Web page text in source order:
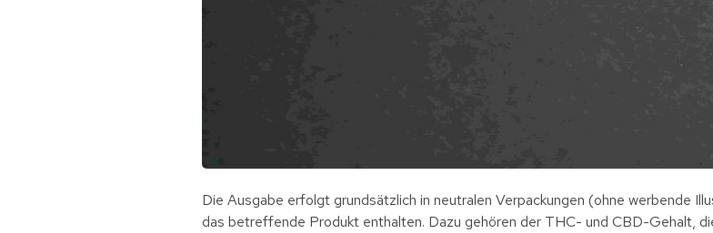
Die Ausgabe erfolgt grundsätzlich in neutralen Verpackungen (ohne werbende
das betreffende Produkt enthalten. Dazu gehören der THC- und CBD-Gehalt,